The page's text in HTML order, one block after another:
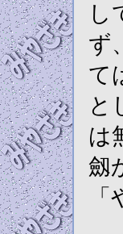
し
ず
て
と
は
劔